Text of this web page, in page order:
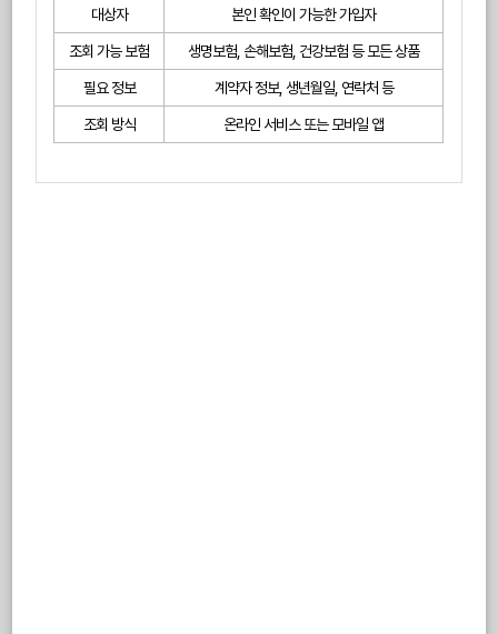
대상자 본인 확인이 가능한 가입자
조회 가능 보험 생명보험, 손해보험, 건강보험 등 모든 상품
필요 정보 계약자 정보, 생년월일, 연락처 등
조회 방식 온라인 서비스 또는 모바일 앱